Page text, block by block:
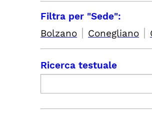
Filtra per "Sede":
Bolzano | Conegliano |
Ricerca testuale